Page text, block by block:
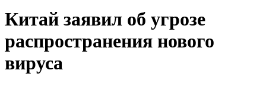
Китай заявил об угрозе
распространения нового
вируса